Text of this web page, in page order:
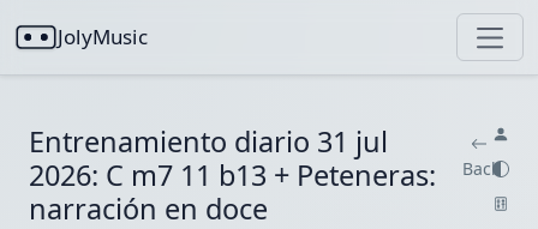
JolyMusic
Entrenamiento diario 31 jul
2026: C m7 11 b13 + Peteneras:
narración en doce
Back